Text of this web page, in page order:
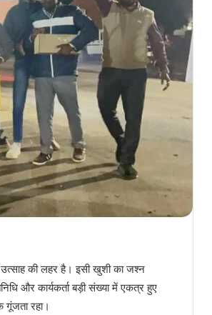
उत्साह की लहर है। इसी खुशी का जश्न
और कार्यकर्ता बड़ी संख्या में एकत्र हुए
गूंजता रहा।